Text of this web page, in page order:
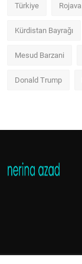
Türkiye Rojava
Kürdistan Bayrağı
Mesud Barzani
Donald Trump